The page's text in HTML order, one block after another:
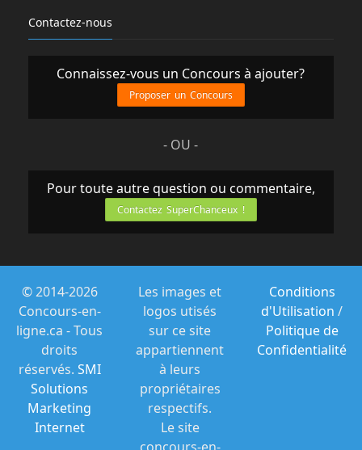
Contactez-nous
Connaissez-vous un Concours à ajouter?
Proposer un Concours
- OU -
Pour toute autre question ou commentaire,
Contactez SuperChanceux !
© 2014-2026
Concours-en-
ligne.ca - Tous
droits
réservés. SMI
Solutions
Marketing
Internet
Les images et
logos utisés
sur ce site
appartiennent
à leurs
propriétaires
respectifs.
Le site
Conditions
d'Utilisation /
Politique de
Confidentialité